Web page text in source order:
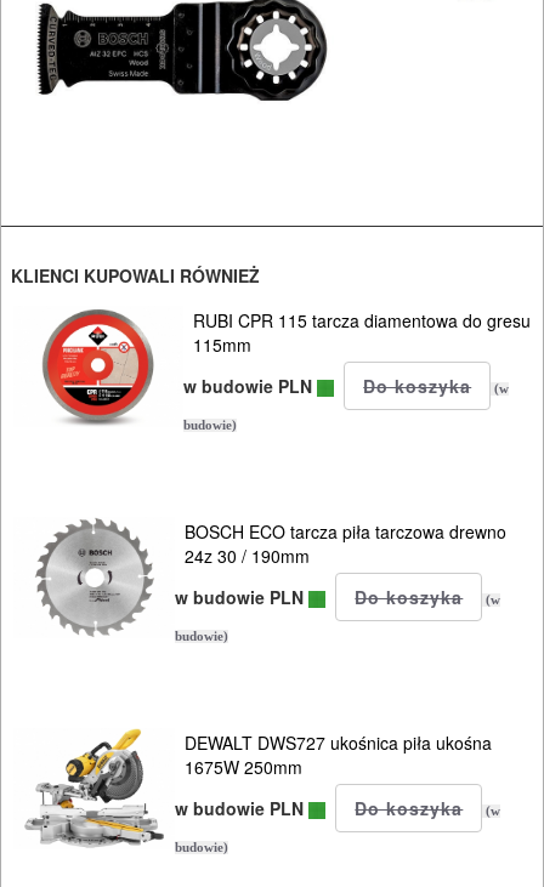
Do
pił
ALLIGATOR
i
ukośnic
Do
pił
szablowych
do
silikonu
Do
PROXXON
Do
satyniarek
KLIENCI KUPOWALI RÓWNIEŻ
RUBI CPR 115 tarcza diamentowa do gresu
115mm
w budowie PLN
(w
budowie)
BOSCH ECO tarcza piła tarczowa drewno
24z 30 / 190mm
w budowie PLN
(w
budowie)
DEWALT DWS727 ukośnica piła ukośna
1675W 250mm
w budowie PLN
(w
budowie)